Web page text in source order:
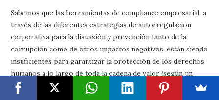
Sabemos que las herramientas de compliance empresarial, a
través de las diferentes estrategias de autorregulación
corporativa para la disuasión y prevención tanto de la
corrupción como de otros impactos negativos, están siendo
insuficientes para garantizar la protección de los derechos
humanos a lo largo de toda la cadena de valor (según un
estudio de la Comisión Europea sólo el 37% de las